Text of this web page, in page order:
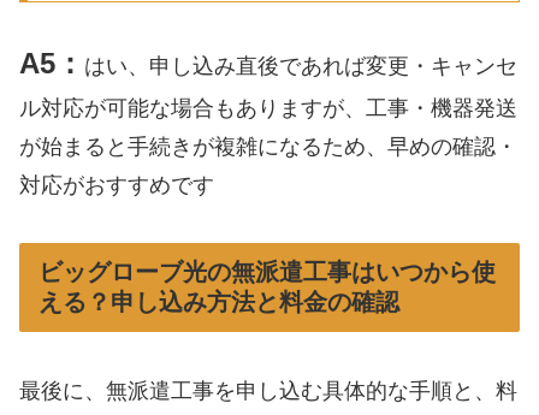
A5： はい、申し込み直後であれば変更・キャンセ
ル対応が可能な場合もありますが、工事・機器発送
が始まると手続きが複雑になるため、早めの確認・
対応がおすすめです
ビッグローブ光の無派遣工事はいつから使
える？申し込み方法と料金の確認
最後に、無派遣工事を申し込む具体的な手順と、料